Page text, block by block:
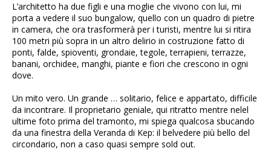
L’architetto ha due figli e una moglie che vivono con lui, mi
porta a vedere il suo bungalow, quello con un quadro di pietre
in camera, che ora trasformerà per i turisti, mentre lui si ritira
100 metri più sopra in un altro delirio in costruzione fatto di
ponti, falde, spioventi, grondaie, tegole, terrapieni, terrazze,
banani, orchidee, manghi, piante e fiori che crescono in ogni
dove.
Un mito vero. Un grande … solitario, felice e appartato, difficile
da incontrare. Il proprietario geniale, qui ritratto mentre nelel
ultime foto prima del tramonto, mi spiega qualcosa sbucando
da una finestra della Veranda di Kep: il belvedere più bello del
circondario, non a caso quasi sempre sold out.